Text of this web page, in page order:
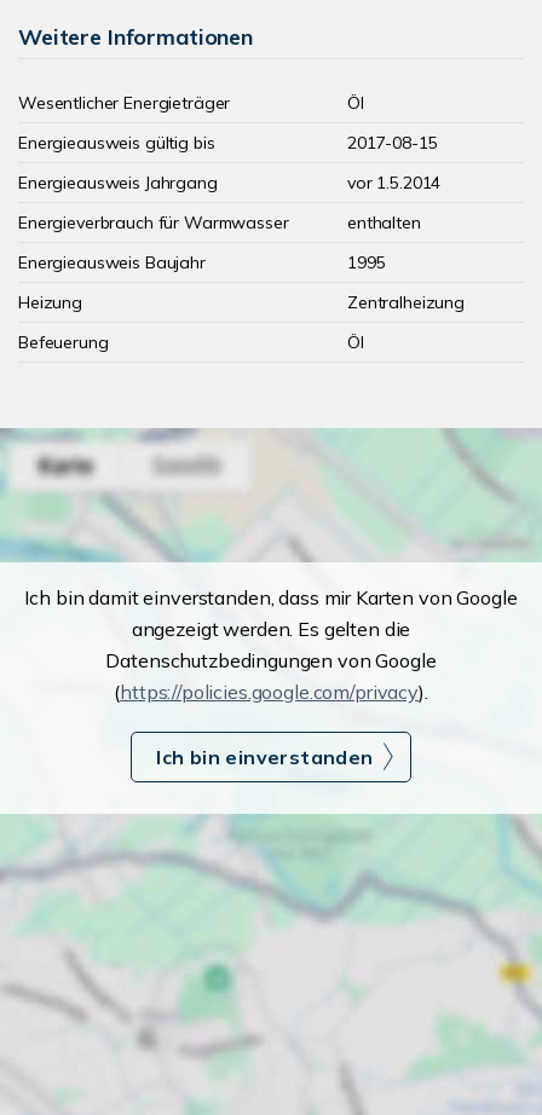
Weitere Informationen
Wesentlicher Energieträger
Öl
Energieausweis gültig bis
2017-08-15
Energieausweis Jahrgang
vor 1.5.2014
Energieverbrauch für Warmwasser
enthalten
Energieausweis Baujahr
1995
Heizung
Zentralheizung
Befeuerung
Öl
Ich bin damit einverstanden, dass mir Karten von Google
angezeigt werden. Es gelten die
Datenschutzbedingungen von Google
(https://policies.google.com/privacy).
Ich bin einverstanden